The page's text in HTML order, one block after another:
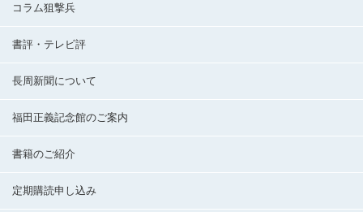
コラム狙撃兵
書評・テレビ評
長周新聞について
福田正義記念館のご案内
書籍のご紹介
定期購読申し込み